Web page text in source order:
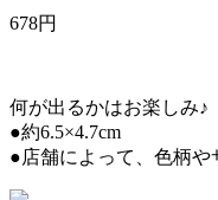
678円
何が出るかはお楽しみ♪
●約6.5×4.7cm
●店舗によって、色柄や